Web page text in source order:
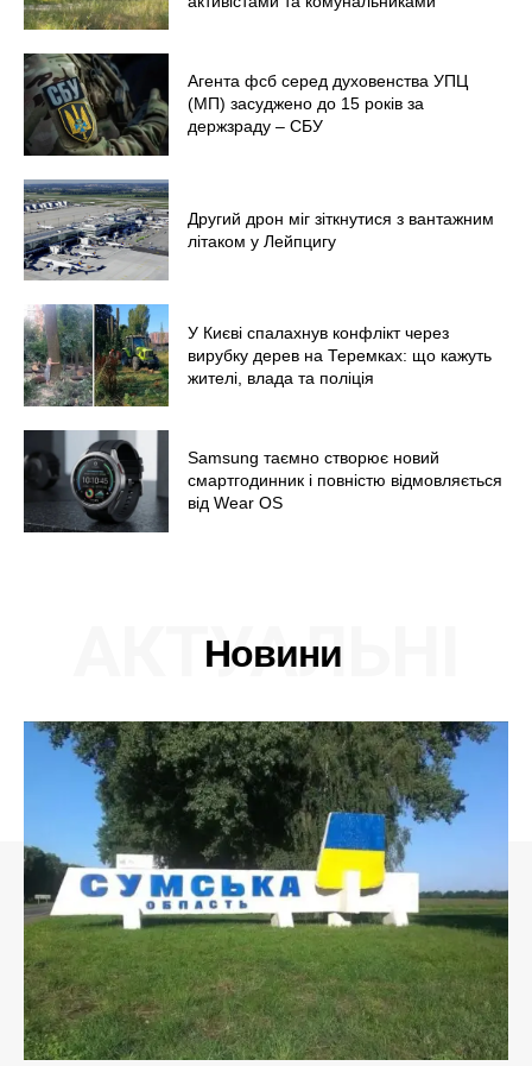
Меню
Київ
Україна
Економіка
Політика
Світ
Технології
Агента фсб серед духовенства УПЦ
(МП) засуджено до 15 років за
держзраду – СБУ
Другий дрон міг зіткнутися з вантажним
літаком у Лейпцигу
У Києві спалахнув конфлікт через
вирубку дерев на Теремках: що кажуть
жителі, влада та поліція
Samsung таємно створює новий
смартгодинник і повністю відмовляється
від Wear OS
Новини
АКТУАЛЬНІ